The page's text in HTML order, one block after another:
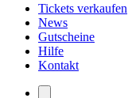
Tickets verkaufen
News
Gutscheine
Hilfe
Kontakt